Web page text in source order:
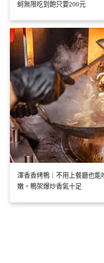
蚵無限吃到飽只要200元
澤香香烤鴨｜不用上餐廳也
嫩，鴨架爆炒香氣十足